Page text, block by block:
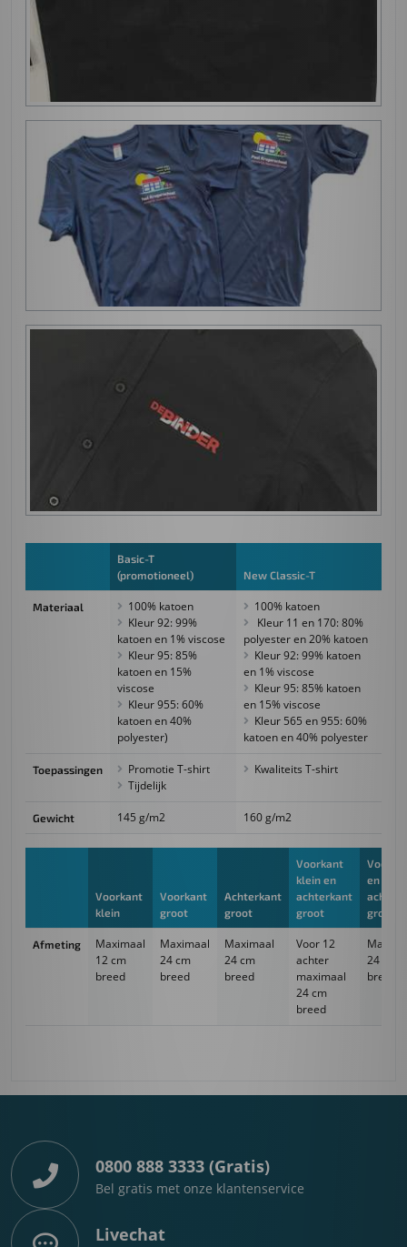
Basic-T
(promotioneel)
New Classic-T
Materiaal
100% katoen
Kleur 92: 99%
katoen en 1% viscose
Kleur 95: 85%
katoen en 15%
viscose
Kleur 955: 60%
katoen en 40%
polyester)
100% katoen
Kleur 11 en 170: 80%
polyester en 20% katoen
Kleur 92: 99% katoen
en 1% viscose
Kleur 95: 85% katoen
en 15% viscose
Kleur 565 en 955: 60%
katoen en 40% polyester
Toepassingen
Promotie T-shirt
Tijdelijk
Kwaliteits T-shirt
Gewicht 145 g/m2 160 g/m2
Voorkant
klein
Voorkant
groot
Achterkant
groot
Voorkant
klein en
achterkant
groot
en
groot
Afmeting
Maximaal
12 cm
breed
Maximaal
24 cm
breed
Maximaal
24 cm
breed
Voor 12
achter
maximaal
24 cm
breed
24 cm
breed
0800 888 3333 (Gratis)
Bel gratis met onze klantenservice
Livechat